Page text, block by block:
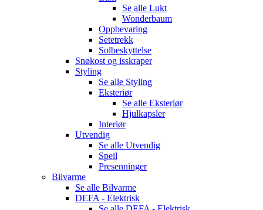
Se alle Lukt
Wonderbaum
Oppbevaring
Setetrekk
Solbeskyttelse
Snøkost og isskraper
Styling
Se alle Styling
Eksteriør
Se alle Eksteriør
Hjulkapsler
Interiør
Utvendig
Se alle Utvendig
Speil
Presenninger
Bilvarme
Se alle Bilvarme
DEFA - Elektrisk